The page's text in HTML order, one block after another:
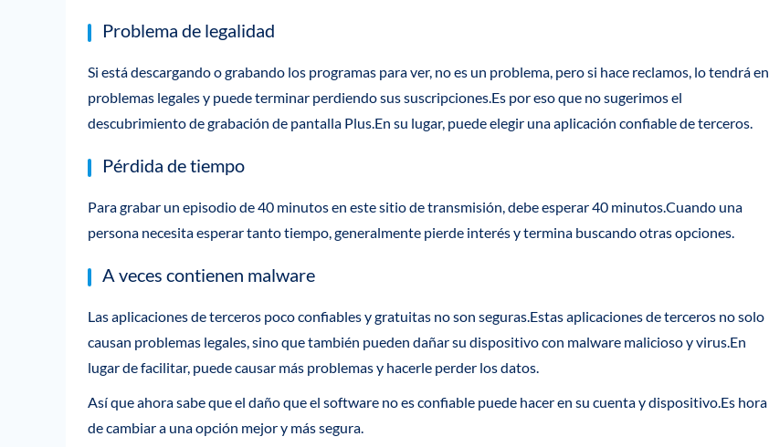
Problema de legalidad
Si está descargando o grabando los programas para ver, no es un problema, pero si hace reclamos, lo tendrá en
problemas legales y puede terminar perdiendo sus suscripciones.Es por eso que no sugerimos el
descubrimiento de grabación de pantalla Plus.En su lugar, puede elegir una aplicación confiable de terceros.
Pérdida de tiempo
Para grabar un episodio de 40 minutos en este sitio de transmisión, debe esperar 40 minutos.Cuando una
persona necesita esperar tanto tiempo, generalmente pierde interés y termina buscando otras opciones.
A veces contienen malware
Las aplicaciones de terceros poco confiables y gratuitas no son seguras.Estas aplicaciones de terceros no solo
causan problemas legales, sino que también pueden dañar su dispositivo con malware malicioso y virus.En
lugar de facilitar, puede causar más problemas y hacerle perder los datos.
Así que ahora sabe que el daño que el software no es confiable puede hacer en su cuenta y dispositivo.Es hora
de cambiar a una opción mejor y más segura.